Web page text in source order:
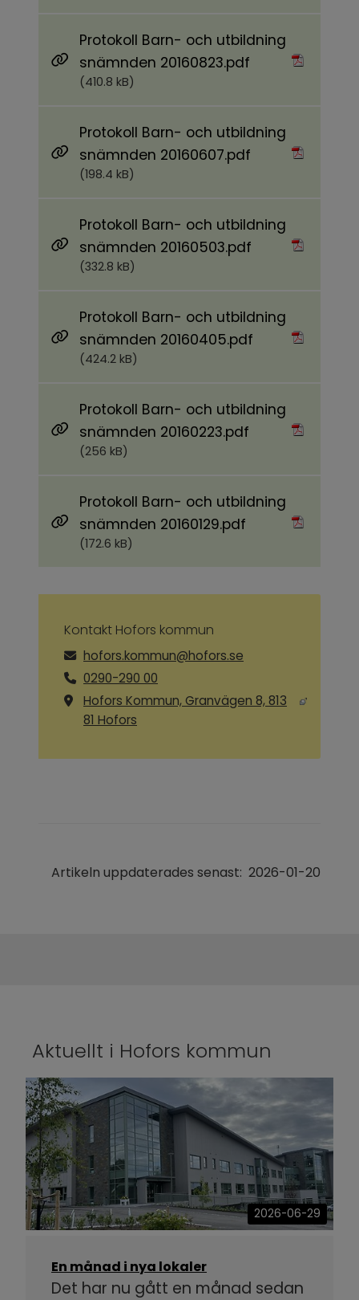
Protokoll Barn- och utbildning
snämnden 20160823.pdf Pdf, 410.8 kB.
(410.8 kB)
Protokoll Barn- och utbildning
snämnden 20160607.pdf Pdf, 198.4 kB.
(198.4 kB)
Protokoll Barn- och utbildning
snämnden 20160503.pdf Pdf, 332.8 kB.
(332.8 kB)
Protokoll Barn- och utbildning
snämnden 20160405.pdf Pdf, 424.2 kB.
(424.2 kB)
Protokoll Barn- och utbildning
snämnden 20160223.pdf Pdf, 256 kB.
(256 kB)
Protokoll Barn- och utbildning
snämnden 20160129.pdf Pdf, 172.6 kB.
(172.6 kB)
Kontakt Hofors kommun
hofors.kommun@hofors.se
0290-290 00
Hofors Kommun, Granvägen 8, 813
81 Hofors
Artikeln uppdaterades senast: 2026-01-20
Aktuellt i Hofors kommun
2026-06-29
En månad i nya lokaler
Det har nu gått en månad sedan